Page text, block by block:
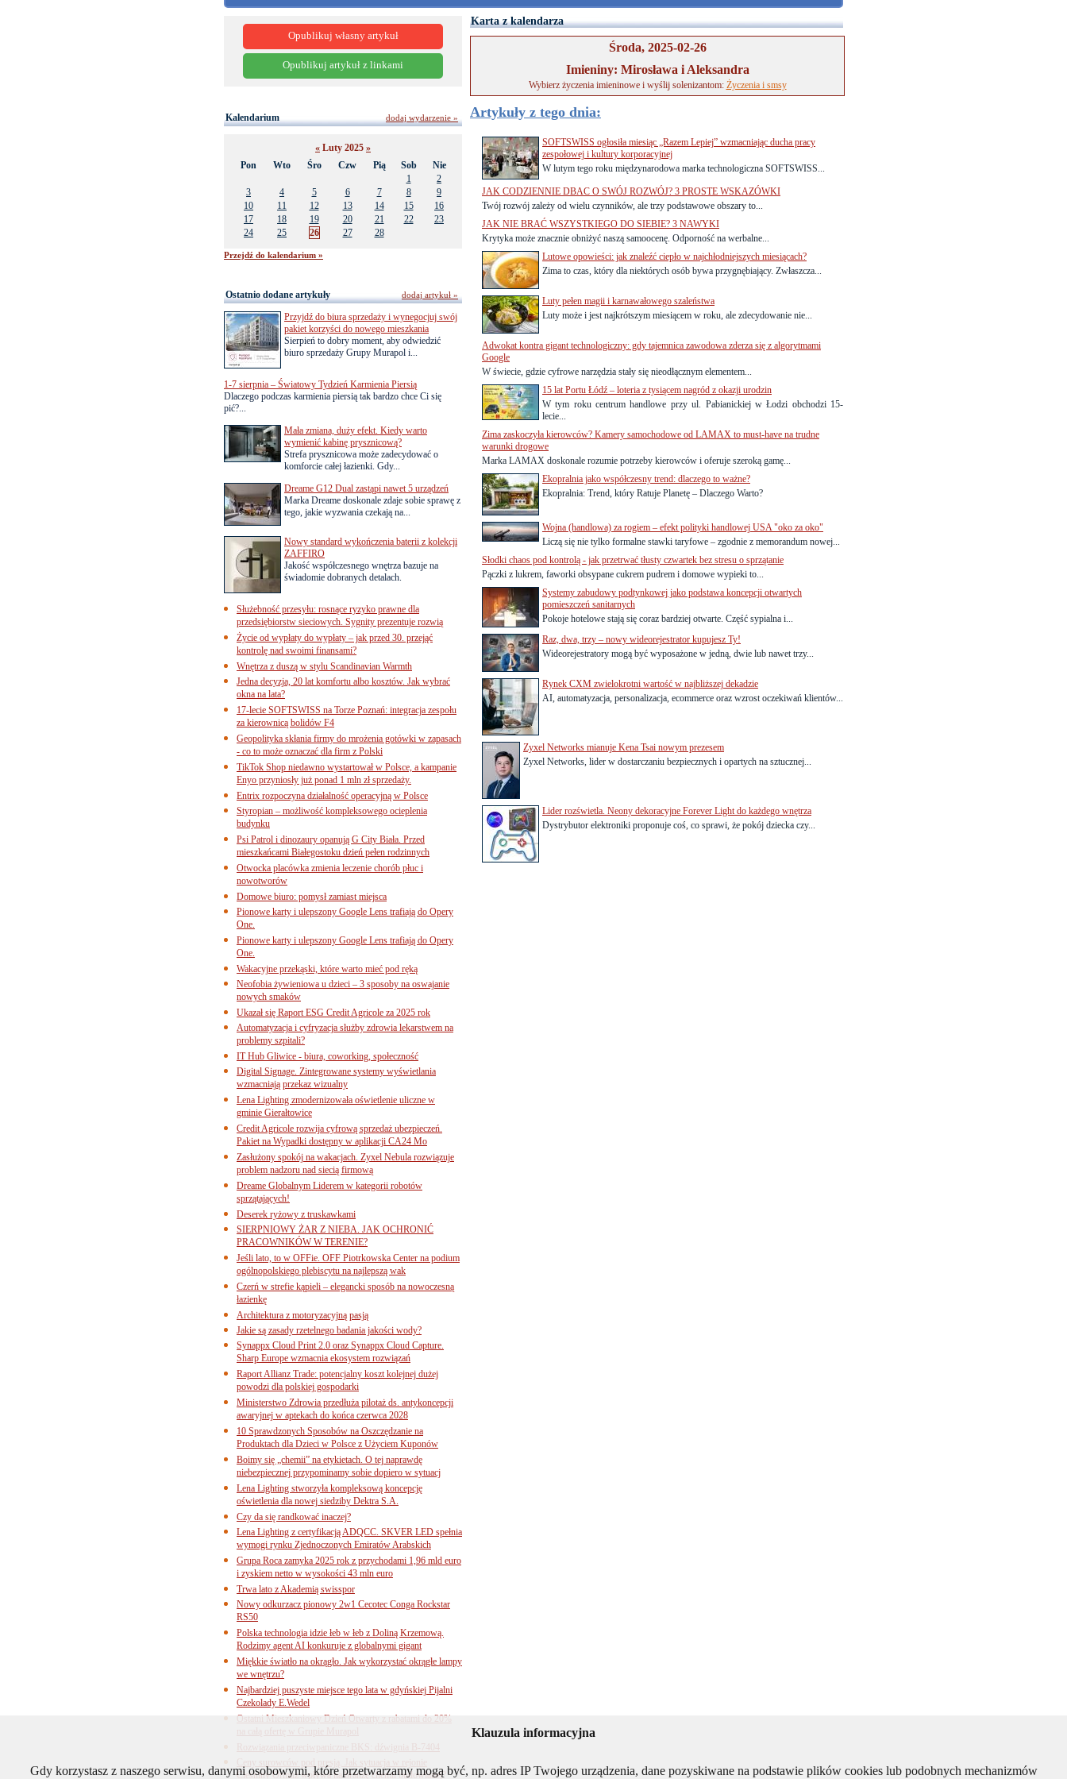
Karta z kalendarza
Środa, 2025-02-26
Imieniny: Mirosława i Aleksandra
Wybierz życzenia imieninowe i wyślij solenizantom: Życzenia i smsy
Artykuły z tego dnia:
SOFTSWISS ogłosiła miesiąc „Razem Lepiej” wzmacniając ducha pracy
zespołowej i kultury korporacyjnej
W lutym tego roku międzynarodowa marka technologiczna SOFTSWISS...
JAK CODZIENNIE DBAC O SWÓJ ROZWÓJ? 3 PROSTE WSKAZÓWKI
Twój rozwój zależy od wielu czynników, ale trzy podstawowe obszary to...
JAK NIE BRAĆ WSZYSTKIEGO DO SIEBIE? 3 NAWYKI
Krytyka może znacznie obniżyć naszą samoocenę. Odporność na werbalne...
Lutowe opowieści: jak znaleźć ciepło w najchłodniejszych miesiącach?
Zima to czas, który dla niektórych osób bywa przygnębiający. Zwłaszcza...
Luty pełen magii i karnawałowego szaleństwa
Luty może i jest najkrótszym miesiącem w roku, ale zdecydowanie nie...
Adwokat kontra gigant technologiczny: gdy tajemnica zawodowa zderza się z algorytmami
Google
W świecie, gdzie cyfrowe narzędzia stały się nieodłącznym elementem...
15 lat Portu Łódź – loteria z tysiącem nagród z okazji urodzin
W tym roku centrum handlowe przy ul. Pabianickiej w Łodzi obchodzi 15-
lecie...
Zima zaskoczyła kierowców? Kamery samochodowe od LAMAX to must-have na trudne
warunki drogowe
Marka LAMAX doskonale rozumie potrzeby kierowców i oferuje szeroką gamę...
Ekopralnia jako współczesny trend: dlaczego to ważne?
Ekopralnia: Trend, który Ratuje Planetę – Dlaczego Warto?
Wojna (handlowa) za rogiem – efekt polityki handlowej USA "oko za oko"
Liczą się nie tylko formalne stawki taryfowe – zgodnie z memorandum nowej...
Słodki chaos pod kontrolą - jak przetrwać tłusty czwartek bez stresu o sprzątanie
Pączki z lukrem, faworki obsypane cukrem pudrem i domowe wypieki to...
Systemy zabudowy podtynkowej jako podstawa koncepcji otwartych
pomieszczeń sanitarnych
Pokoje hotelowe stają się coraz bardziej otwarte. Część sypialna i...
Raz, dwa, trzy – nowy wideorejestrator kupujesz Ty!
Wideorejestratory mogą być wyposażone w jedną, dwie lub nawet trzy...
Rynek CXM zwielokrotni wartość w najbliższej dekadzie
AI, automatyzacja, personalizacja, ecommerce oraz wzrost oczekiwań klientów...
Zyxel Networks mianuje Kena Tsai nowym prezesem
Zyxel Networks, lider w dostarczaniu bezpiecznych i opartych na sztucznej...
Lider rozświetla. Neony dekoracyjne Forever Light do każdego wnętrza
Dystrybutor elektroniki proponuje coś, co sprawi, że pokój dziecka czy...
Opublikuj własny artykuł
Opublikuj artykuł z linkami
Kalendarium
« Luty 2025 »
Pon
Wto Śro Czw Pią Sob
Nie
1
2
3
4 5 6 7 8
9
10
11 12 13 14 15
16
17
18 19 20 21 22
23
24
25 26 27 28
Przejdź do kalendarium »
dodaj wydarzenie »
Ostatnio dodane artykuły
Przyjdź do biura sprzedaży i wynegocjuj swój
pakiet korzyści do nowego mieszkania
Sierpień to dobry moment, aby odwiedzić
biuro sprzedaży Grupy Murapol i...
1-7 sierpnia – Światowy Tydzień Karmienia Piersią
Dlaczego podczas karmienia piersią tak bardzo chce Ci się
pić?...
Mała zmiana, duży efekt. Kiedy warto
wymienić kabinę prysznicową?
Strefa prysznicowa może zadecydować o
komforcie całej łazienki. Gdy...
Dreame G12 Dual zastąpi nawet 5 urządzeń
Marka Dreame doskonale zdaje sobie sprawę z
tego, jakie wyzwania czekają na...
Nowy standard wykończenia baterii z kolekcji
ZAFFIRO
Jakość współczesnego wnętrza bazuje na
świadomie dobranych detalach.
Służebność przesyłu: rosnące ryzyko prawne dla
przedsiębiorstw sieciowych. Sygnity prezentuje rozwią
Życie od wypłaty do wypłaty – jak przed 30. przejąć
kontrolę nad swoimi finansami?
Wnętrza z duszą w stylu Scandinavian Warmth
Jedna decyzja, 20 lat komfortu albo kosztów. Jak wybrać
okna na lata?
17-lecie SOFTSWISS na Torze Poznań: integracja zespołu
za kierownicą bolidów F4
Geopolityka skłania firmy do mrożenia gotówki w zapasach
- co to może oznaczać dla firm z Polski
TikTok Shop niedawno wystartował w Polsce, a kampanie
Enyo przyniosły już ponad 1 mln zł sprzedaży.
Entrix rozpoczyna działalność operacyjną w Polsce
Styropian – możliwość kompleksowego ocieplenia
budynku
Psi Patrol i dinozaury opanują G City Biała. Przed
mieszkańcami Białegostoku dzień pełen rodzinnych
Otwocka placówka zmienia leczenie chorób płuc i
nowotworów
Domowe biuro: pomysł zamiast miejsca
Pionowe karty i ulepszony Google Lens trafiają do Opery
One.
Pionowe karty i ulepszony Google Lens trafiają do Opery
One.
Wakacyjne przekąski, które warto mieć pod ręką
Neofobia żywieniowa u dzieci – 3 sposoby na oswajanie
nowych smaków
Ukazał się Raport ESG Credit Agricole za 2025 rok
Automatyzacja i cyfryzacja służby zdrowia lekarstwem na
problemy szpitali?
IT Hub Gliwice - biura, coworking, społeczność
Digital Signage. Zintegrowane systemy wyświetlania
wzmacniają przekaz wizualny
Lena Lighting zmodernizowała oświetlenie uliczne w
gminie Gierałtowice
Credit Agricole rozwija cyfrową sprzedaż ubezpieczeń.
Pakiet na Wypadki dostępny w aplikacji CA24 Mo
Zasłużony spokój na wakacjach. Zyxel Nebula rozwiązuje
problem nadzoru nad siecią firmową
Dreame Globalnym Liderem w kategorii robotów
sprzątających!
Deserek ryżowy z truskawkami
SIERPNIOWY ŻAR Z NIEBA. JAK OCHRONIĆ
PRACOWNIKÓW W TERENIE?
Jeśli lato, to w OFFie. OFF Piotrkowska Center na podium
ogólnopolskiego plebiscytu na najlepszą wak
Czerń w strefie kąpieli – elegancki sposób na nowoczesną
łazienkę
Architektura z motoryzacyjną pasją
Jakie są zasady rzetelnego badania jakości wody?
Synappx Cloud Print 2.0 oraz Synappx Cloud Capture.
Sharp Europe wzmacnia ekosystem rozwiązań
Raport Allianz Trade: potencjalny koszt kolejnej dużej
powodzi dla polskiej gospodarki
Ministerstwo Zdrowia przedłuża pilotaż ds. antykoncepcji
awaryjnej w aptekach do końca czerwca 2028
10 Sprawdzonych Sposobów na Oszczędzanie na
Produktach dla Dzieci w Polsce z Użyciem Kuponów
Boimy się „chemii” na etykietach. O tej naprawdę
niebezpiecznej przypominamy sobie dopiero w sytuacj
Lena Lighting stworzyła kompleksową koncepcję
oświetlenia dla nowej siedziby Dektra S.A.
Czy da się randkować inaczej?
Lena Lighting z certyfikacją ADQCC. SKVER LED spełnia
wymogi rynku Zjednoczonych Emiratów Arabskich
Grupa Roca zamyka 2025 rok z przychodami 1,96 mld euro
i zyskiem netto w wysokości 43 mln euro
Trwa lato z Akademią swisspor
Nowy odkurzacz pionowy 2w1 Cecotec Conga Rockstar
RS50
Polska technologia idzie łeb w łeb z Doliną Krzemową.
Rodzimy agent AI konkuruje z globalnymi gigant
Miękkie światło na okrągło. Jak wykorzystać okrągłe lampy
we wnętrzu?
Najbardziej puszyste miejsce tego lata w gdyńskiej Pijalni
Czekolady E.Wedel
Ostatni Mieszkaniowy Dzień Otwarty z rabatami do 20%
na całą ofertę w Grupie Murapol
Rozwiązania przeciwpaniczne BKS: dźwignia B-7404
Ceny surowców pod presją. Jak sytuacja w rejonie
Cieśniny Ormuz wpływa na branżę chemii budowlanej?
dodaj artykuł »
Klauzula informacyjna
Gdy korzystasz z naszego serwisu, danymi osobowymi, które przetwarzamy mogą być, np. adres IP Twojego urządzenia, dane pozyskiwane na podstawie plików cookies lub podobnych mechanizmów